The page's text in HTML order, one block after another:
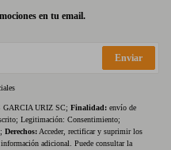
en tu email.
Enviar
URIZ SC; Finalidad: envío de
Legitimación: Consentimiento;
Derechos: Acceder, rectificar y suprimir los
adicional. Puede consultar la